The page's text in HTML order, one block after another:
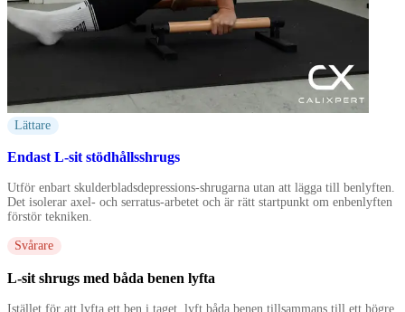
Lättare
Endast L-sit stödhållsshrugs
Utför enbart skulderbladsdepressions-shrugarna utan att lägga till benlyften.
Det isolerar axel- och serratus-arbetet och är rätt startpunkt om enbenlyften
förstör tekniken.
Svårare
L-sit shrugs med båda benen lyfta
Istället för att lyfta ett ben i taget, lyft båda benen tillsammans till ett högre